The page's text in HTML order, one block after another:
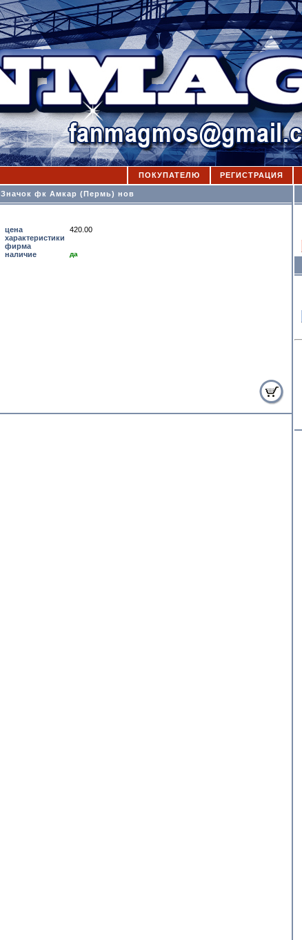
ПОКУПАТЕЛЮ РЕГИСТРАЦИЯ
Значок фк Амкар (Пермь) нов
цена
420.00
характеристики
фирма
наличие
да